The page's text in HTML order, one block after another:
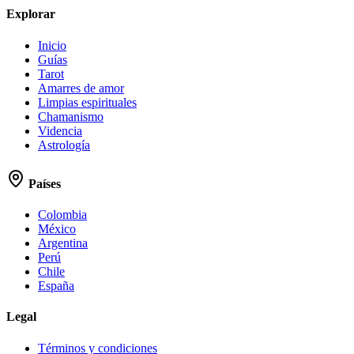
Explorar
Inicio
Guías
Tarot
Amarres de amor
Limpias espirituales
Chamanismo
Videncia
Astrología
Países
Colombia
México
Argentina
Perú
Chile
España
Legal
Términos y condiciones